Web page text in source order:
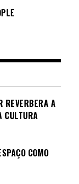
REVERBERA A
CULTURA
COMO